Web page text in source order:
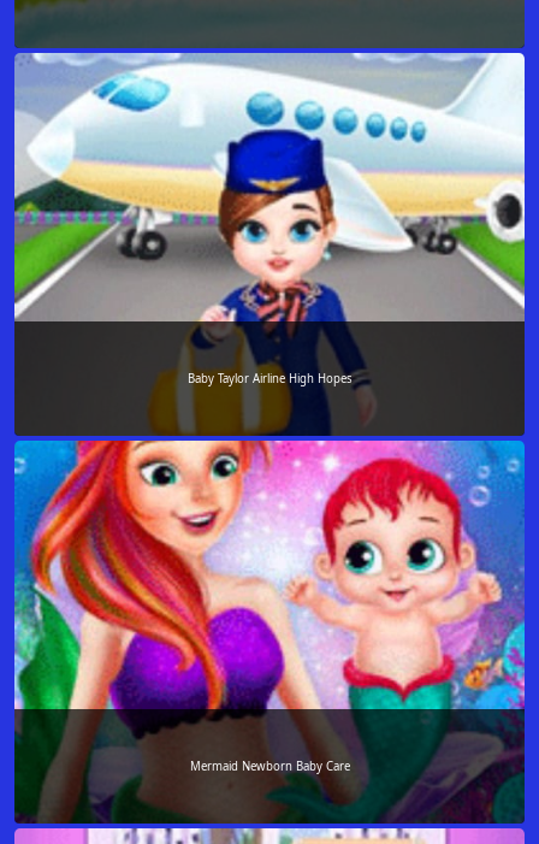
Baby Taylor Airline High Hopes
Mermaid Newborn Baby Care